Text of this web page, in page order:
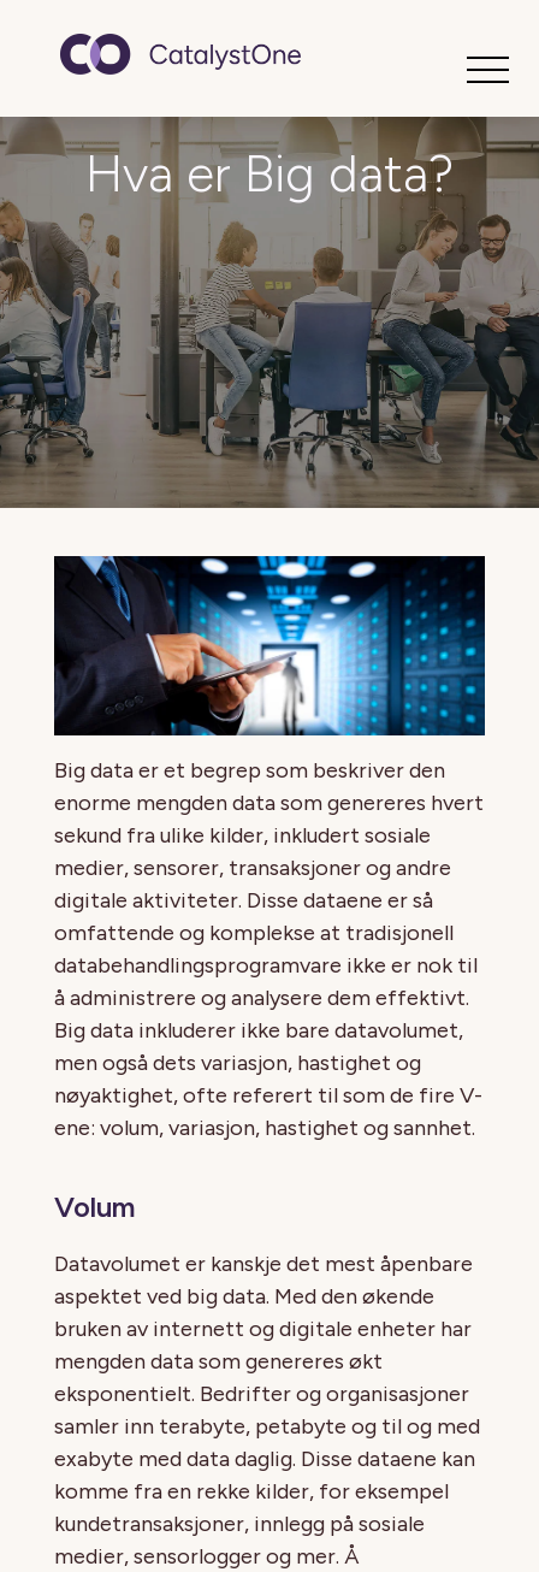
Hva er Big data?
Big data er et begrep som beskriver den
enorme mengden data som genereres hvert
sekund fra ulike kilder, inkludert sosiale
medier, sensorer, transaksjoner og andre
digitale aktiviteter. Disse dataene er så
omfattende og komplekse at tradisjonell
databehandlingsprogramvare ikke er nok til
å administrere og analysere dem effektivt.
Big data inkluderer ikke bare datavolumet,
men også dets variasjon, hastighet og
nøyaktighet, ofte referert til som de fire V-
ene: volum, variasjon, hastighet og sannhet.
Volum
Datavolumet er kanskje det mest åpenbare
aspektet ved big data. Med den økende
bruken av internett og digitale enheter har
mengden data som genereres økt
eksponentielt. Bedrifter og organisasjoner
samler inn terabyte, petabyte og til og med
exabyte med data daglig. Disse dataene kan
komme fra en rekke kilder, for eksempel
kundetransaksjoner, innlegg på sosiale
medier, sensorlogger og mer. Å